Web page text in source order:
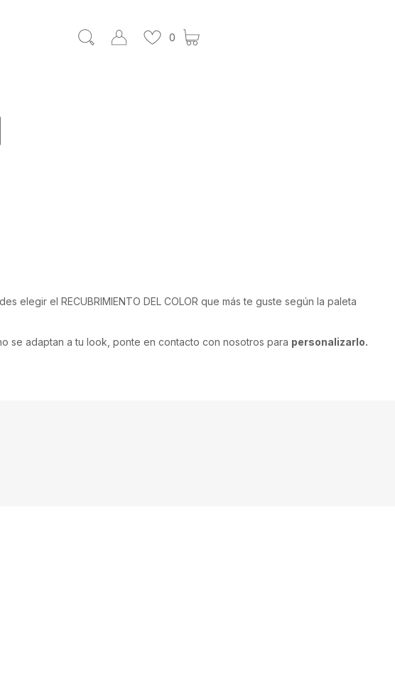
0
el RECUBRIMIENTO DEL COLOR que más te guste según la paleta
se adaptan a tu look, ponte en contacto con nosotros para personalizarlo.